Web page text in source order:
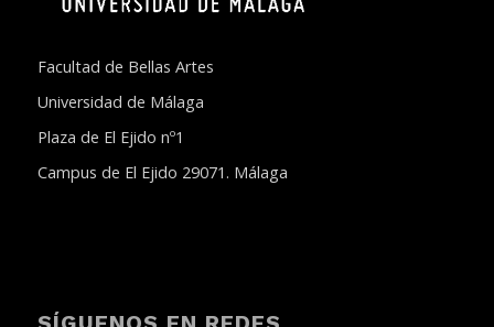
Facultad de Bellas Artes
Universidad de Málaga
Plaza de El Ejido nº1
Campus de El Ejido 29071. Málaga